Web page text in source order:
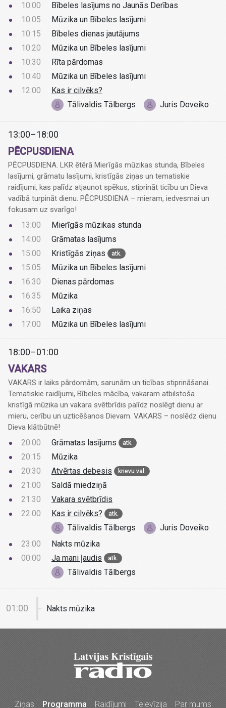
10:00
Bībeles lasījums no Jaunās Derības
10:05
Mūzika un Bībeles lasījumi
10:15
Bībeles dienas jautājums
10:20
Mūzika un Bībeles lasījumi
10:30
Rīta pārdomas
10:40
Mūzika un Bībeles lasījumi
12:00
Kas ir cilvēks?
Tālivaldis Tālbergs
Juris Doveiko
13:00–18:00
PĒCPUSDIENA
PĒCPUSDIENA. LKR ētērā Mierīgās mūzikas stunda, Bībeles
lasījumi, grāmatu lasījumi, kristīgās ziņas un tematiskie
raidījumi, kas palīdz atjaunot spēkus, stiprināt ticību un Dieva
vadībā turpināt dienu. PĒCPUSDIENA – mieram, iedvesmai un
fokusam uz svarīgo!
13:00
Mierīgās mūzikas stunda
14:00
Grāmatas lasījums
15:00
Kristīgās ziņas atk.
15:05
Mūzika un Bībeles lasījumi
16:30
Dienas pārdomas
16:35
Mūzika
16:50
Laika ziņas
17:00
Mūzika un Bībeles lasījumi
18:00–01:00
VAKARS
VAKARS ir laiks pārdomām, sarunām un ticības stiprināšanai.
Tematiskie raidījumi, Bībeles mācība, vakaram atbilstoša
kristīgā mūzika un vakara svētbrīdis palīdz noslēgt dienu ar
mieru, cerību un uzticēšanos Dievam. VAKARS – noslēdz dienu
Dieva klātbūtnē!
20:00 Grāmatas lasījums atk.
20:15
Mūzika
20:30
Atvērtas debesis krievu val.
21:00
Saldā miedziņā
21:30
Vakara svētbrīdis
22:00
Kas ir cilvēks? atk.
Tālivaldis Tālbergs
Juris Doveiko
23:00
Nakts mūzika
00:00
Ja mani ļaudis atk.
Tālivaldis Tālbergs
01:00 Nakts mūzika
Ziņas Programma Raidījumi Televīzija Par mums